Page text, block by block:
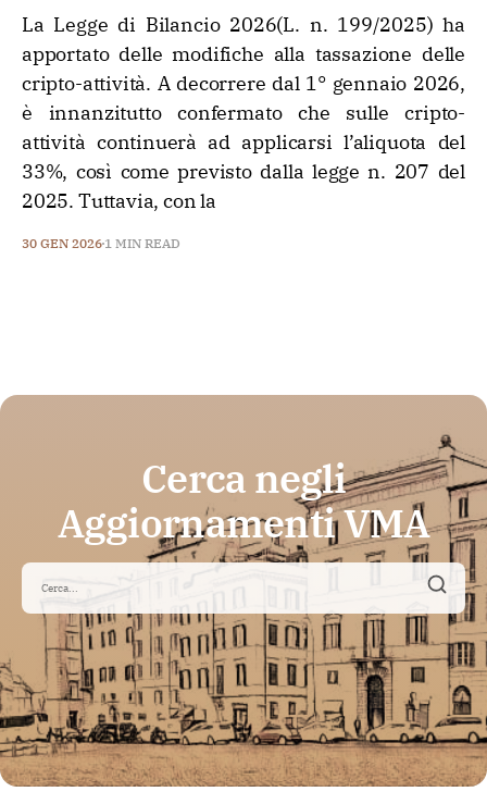
La Legge di Bilancio 2026(L. n. 199/2025) ha
apportato delle modifiche alla tassazione delle
cripto-attività. A decorrere dal 1° gennaio 2026,
è innanzitutto confermato che sulle cripto-
attività continuerà ad applicarsi l’aliquota del
33%, così come previsto dalla legge n. 207 del
2025. Tuttavia, con la
30 GEN 2026 1 MIN READ
Cerca negli
Aggiornamenti VMA